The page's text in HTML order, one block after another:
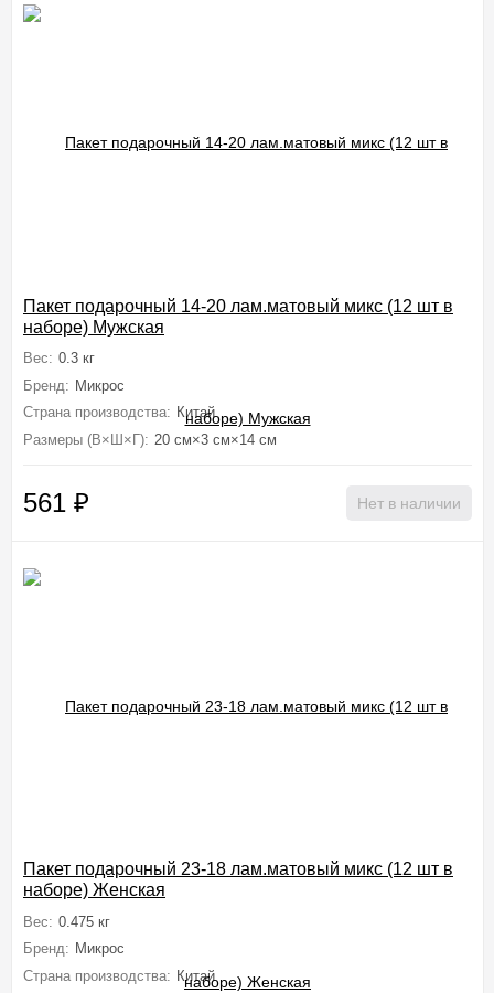
Пакет подарочный 14-20 лам.матовый микс (12 шт в
наборе) Мужская
Вес: 0.3 кг
Бренд: Микрос
Страна производства: Китай
Размеры (В×Ш×Г): 20 см×3 см×14 см
561 ₽ Нет в наличии
Пакет подарочный 23-18 лам.матовый микс (12 шт в
наборе) Женская
Вес: 0.475 кг
Бренд: Микрос
Страна производства: Китай